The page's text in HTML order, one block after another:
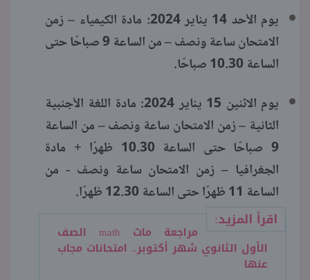
يوم الأحد 14 يناير 2024: مادة الكيمياء – زمن
الامتحان ساعة ونصف – من الساعة 9 صباحًا حتى
الساعة 10.30 صباحًا.
يوم الاثنين 15 يناير 2024: مادة اللغة الأجنبية
الثانية – زمن الامتحان ساعة ونصف – من الساعة
9 صباحًا حتى الساعة 10.30 ظهرًا + مادة
الجغرافيا – زمن الامتحان ساعة ونصف - من
الساعة 11 ظهرًا حتى الساعة 12.30 ظهرًا.
اقرأ المزيد:
مراجعة ماث math الصف
الأول الثانوي شهر أكتوبر.. امتحانات مجاب
عنها